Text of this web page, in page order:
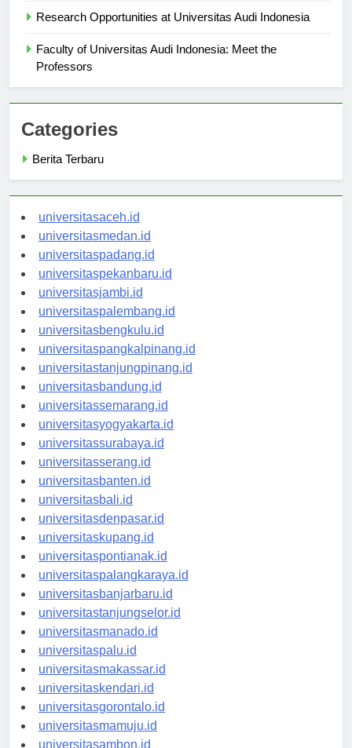
Faculty of Universitas Audi Indonesia: Meet the
Categories
universitasaceh.id
universitasmedan.id
universitaspadang.id
universitaspekanbaru.id
universitasjambi.id
universitaspalembang.id
universitasbengkulu.id
universitaspangkalpinang.id
universitastanjungpinang.id
universitasbandung.id
universitassemarang.id
universitasyogyakarta.id
universitassurabaya.id
universitasserang.id
universitasbanten.id
universitasbali.id
universitasdenpasar.id
universitaskupang.id
universitaspontianak.id
universitaspalangkaraya.id
universitasbanjarbaru.id
universitastanjungselor.id
universitasmanado.id
universitaspalu.id
universitasmakassar.id
universitaskendari.id
universitasgorontalo.id
universitasmamuju.id